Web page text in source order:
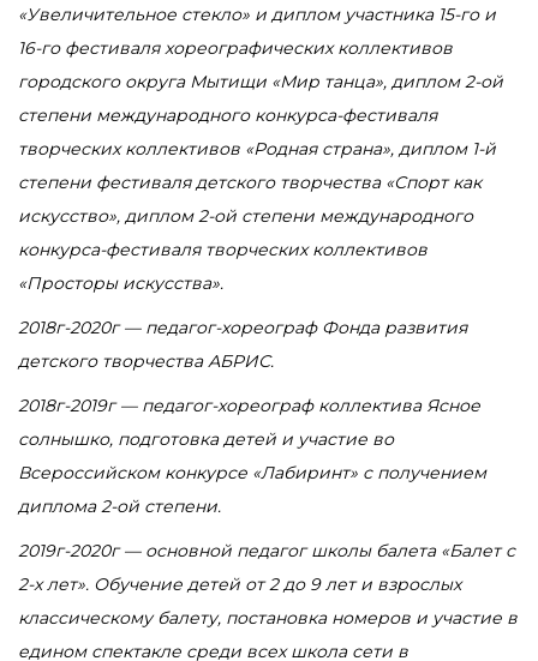
«Увеличительное стекло» и диплом участника 15-го и
16-го фестиваля хореографических коллективов
городского округа Мытищи «Мир танца», диплом 2-ой
степени международного конкурса-фестиваля
творческих коллективов «Родная страна», диплом 1-й
степени фестиваля детского творчества «Спорт как
искусство», диплом 2-ой степени международного
конкурса-фестиваля творческих коллективов
«Просторы искусства».
2018г-2020г — педагог-хореограф Фонда развития
детского творчества АБРИС.
2018г-2019г — педагог-хореограф коллектива Ясное
солнышко, подготовка детей и участие во
Всероссийском конкурсе «Лабиринт» с получением
диплома 2-ой степени.
2019г-2020г — основной педагог школы балета «Балет с
2-х лет». Обучение детей от 2 до 9 лет и взрослых
классическому балету, постановка номеров и участие в
едином спектакле среди всех школа сети в